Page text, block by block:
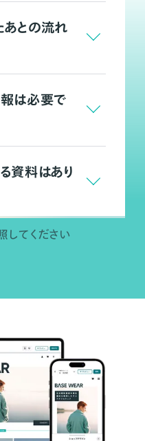
との流れ
は必要で
資料はあり
してください